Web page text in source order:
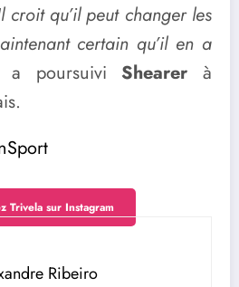
qu’il peut changer les
certain qu’il en a
a poursuivi Shearerà
Trivela sur Instagram
Ribeiro